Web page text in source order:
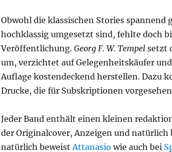
Obwohl die klassischen Stories spannend
hochklassig umgesetzt sind, fehlte doch
Veröffentlichung. Georg F. W. Tempel setzt
um, verzichtet auf Gelegenheitskäufer
Auflage kostendeckend herstellen. Dazu
Drucke, die für Subskriptionen
Jeder Band enthält einen kleinen
der Originalcover, Anzeigen und
natürlich beweistAttanasio wie auch bei